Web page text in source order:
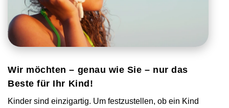
Wir möchten – genau wie Sie – nur das
Beste für Ihr Kind!
Kinder sind einzigartig. Um festzustellen, ob ein Kind